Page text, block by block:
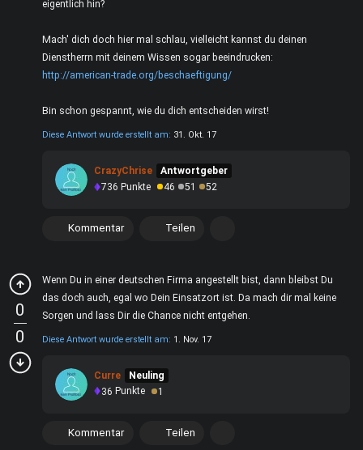
eigentlich hin?
Mach' dich doch hier mal schlau, vielleicht kannst du deinen
Dienstherrn mit deinem Wissen sogar beeindrucken:
http://american-trade.org/beschaeftigung/
Bin schon gespannt, wie du dich entscheiden wirst!
Diese Antwort wurde erstellt am: 31. Okt. 17
CrazyChrise
Antwortgeber
736 Punkte 46 51 52
Kommentar Teilen
0
0
Wenn Du in einer deutschen Firma angestellt bist, dann bleibst Du
das doch auch, egal wo Dein Einsatzort ist. Da mach dir mal keine
Sorgen und lass Dir die Chance nicht entgehen.
Diese Antwort wurde erstellt am: 1. Nov. 17
Curre
Neuling
36 Punkte 1
Kommentar Teilen